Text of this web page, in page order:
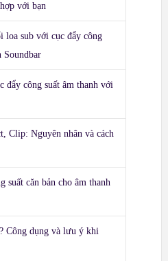
với bạn
loa sub với cục đẩy công
Soundbar
đẩy công suất âm thanh với
Clip: Nguyên nhân và cách
suất căn bản cho âm thanh
Công dụng và lưu ý khi